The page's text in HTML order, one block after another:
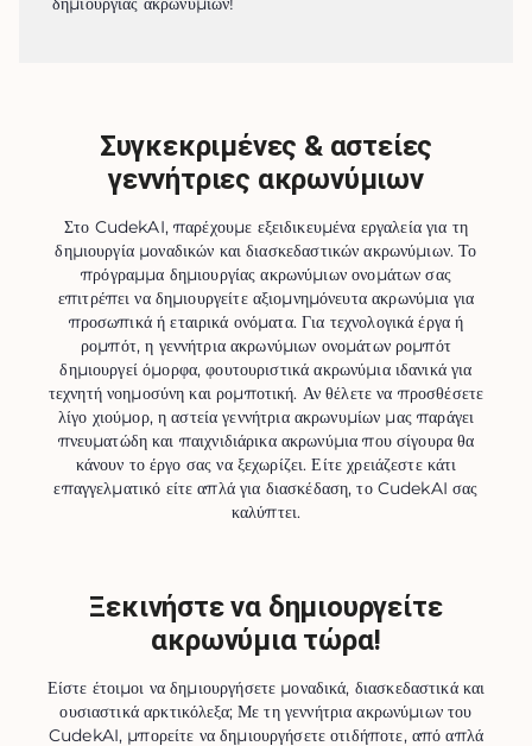
Συγκεκριμένες & αστείες
γεννήτριες ακρωνύμιων
Στο CudekAI, παρέχουμε εξειδικευμένα εργαλεία για τη
δημιουργία μοναδικών και διασκεδαστικών ακρωνύμιων. Το
πρόγραμμα δημιουργίας ακρωνύμιων ονομάτων σας
επιτρέπει να δημιουργείτε αξιομνημόνευτα ακρωνύμια για
προσωπικά ή εταιρικά ονόματα. Για τεχνολογικά έργα ή
ρομπότ, η γεννήτρια ακρωνύμιων ονομάτων ρομπότ
δημιουργεί όμορφα, φουτουριστικά ακρωνύμια ιδανικά για
τεχνητή νοημοσύνη και ρομποτική. Αν θέλετε να προσθέσετε
λίγο χιούμορ, η αστεία γεννήτρια ακρωνυμίων μας παράγει
πνευματώδη και παιχνιδιάρικα ακρωνύμια που σίγουρα θα
κάνουν το έργο σας να ξεχωρίζει. Είτε χρειάζεστε κάτι
επαγγελματικό είτε απλά για διασκέδαση, το CudekAI σας
καλύπτει.
Ξεκινήστε να δημιουργείτε
ακρωνύμια τώρα!
Είστε έτοιμοι να δημιουργήσετε μοναδικά, διασκεδαστικά και
ουσιαστικά αρκτικόλεξα; Με τη γεννήτρια ακρωνύμιων του
CudekAI, μπορείτε να δημιουργήσετε οτιδήποτε, από απλά